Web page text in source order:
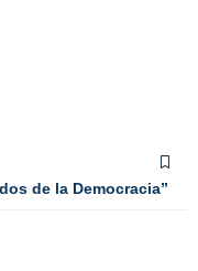
de la Democracia”